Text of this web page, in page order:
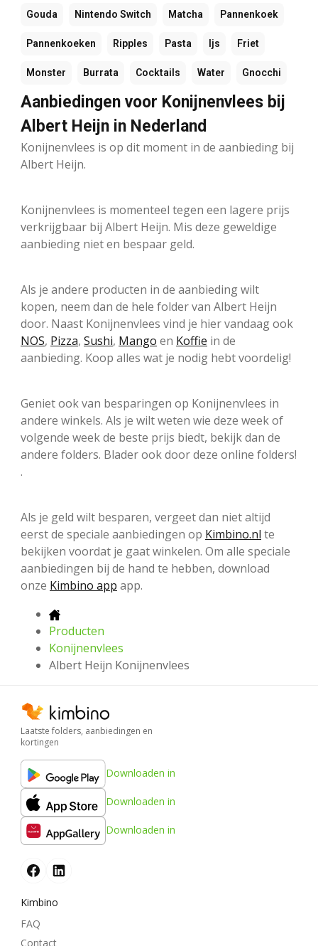
Gouda Nintendo Switch Matcha Pannenkoek
Pannenkoeken Ripples Pasta Ijs Friet
Monster Burrata Cocktails Water Gnocchi
Aanbiedingen voor Konijnenvlees bij
Albert Heijn in Nederland
Konijnenvlees is op dit moment in de aanbieding bij
Albert Heijn.
Konijnenvlees is momenteel tegen een lagere prijs
verkrijgbaar bij Albert Heijn. Mis deze geweldige
aanbieding niet en bespaar geld.
Als je andere producten in de aanbieding wilt
kopen, neem dan de hele folder van Albert Heijn
door. Naast Konijnenvlees vind je hier vandaag ook
NOS, Pizza, Sushi, Mango en Koffie in de
aanbieding. Koop alles wat je nodig hebt voordelig!
Geniet ook van besparingen op Konijnenvlees in
andere winkels. Als je wilt weten wie deze week of
volgende week de beste prijs biedt, bekijk dan de
andere folders. Blader ook door deze online folders!
.
Als je geld wilt besparen, vergeet dan niet altijd
eerst de speciale aanbiedingen op Kimbino.nl te
bekijken voordat je gaat winkelen. Om alle speciale
aanbiedingen bij de hand te hebben, download
onze Kimbino app app.
Producten
Konijnenvlees
Albert Heijn Konijnenvlees
Laatste folders, aanbiedingen en
kortingen
Downloaden in
Downloaden in
Downloaden in
Kimbino
FAQ
Contact